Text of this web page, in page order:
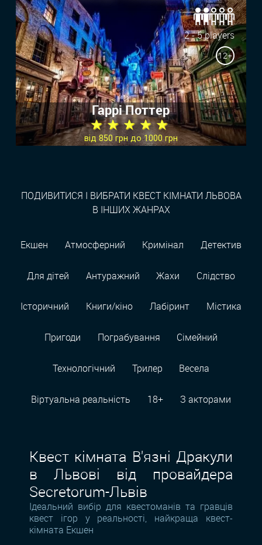
2 - 5 players
12+
Гаррі Поттер
★ ★ ★ ★ ★
від 850 грн до 1000 грн
ПОДИВИТИСЯ І ВИБРАТИ КВЕСТ КІМНАТИ ЛЬВОВА
В ІНШИХ ЖАНРАХ
Екшен Атмосферний Кримінал Детектив
Для дітей Антуражний Жахи Слідство
Історичний Книги/кіно Лабіринт Містика
Пригоди Пограбування Сімейний
Технологiчний Трилер Весела
Віртуальна реальність 18+ З акторами
Квест кімната В'язні Дракули
в Львові від провайдера
Secretorum-Львів
Ідеальний вибір для квестоманів та гравців
квест ігор у реальності, найкраща квест-
кімната Екшен